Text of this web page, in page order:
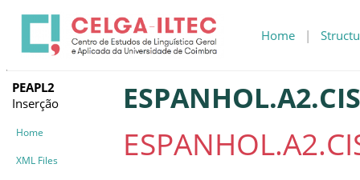
Home |
PEAPL2
Inserção
Home
XML Files